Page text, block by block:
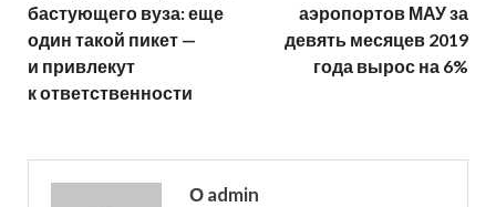
бастующего вуза: еще
один такой пикет —
и привлекут
к ответственности
аэропортов МАУ за
девять месяцев 2019
года вырос на 6%
О admin